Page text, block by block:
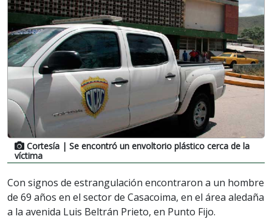
Cortesía | Se encontró un envoltorio plástico cerca de la
víctima
Con signos de estrangulación encontraron a un hombre
de 69 años en el sector de Casacoima, en el área aledaña
a la avenida Luis Beltrán Prieto, en Punto Fijo.